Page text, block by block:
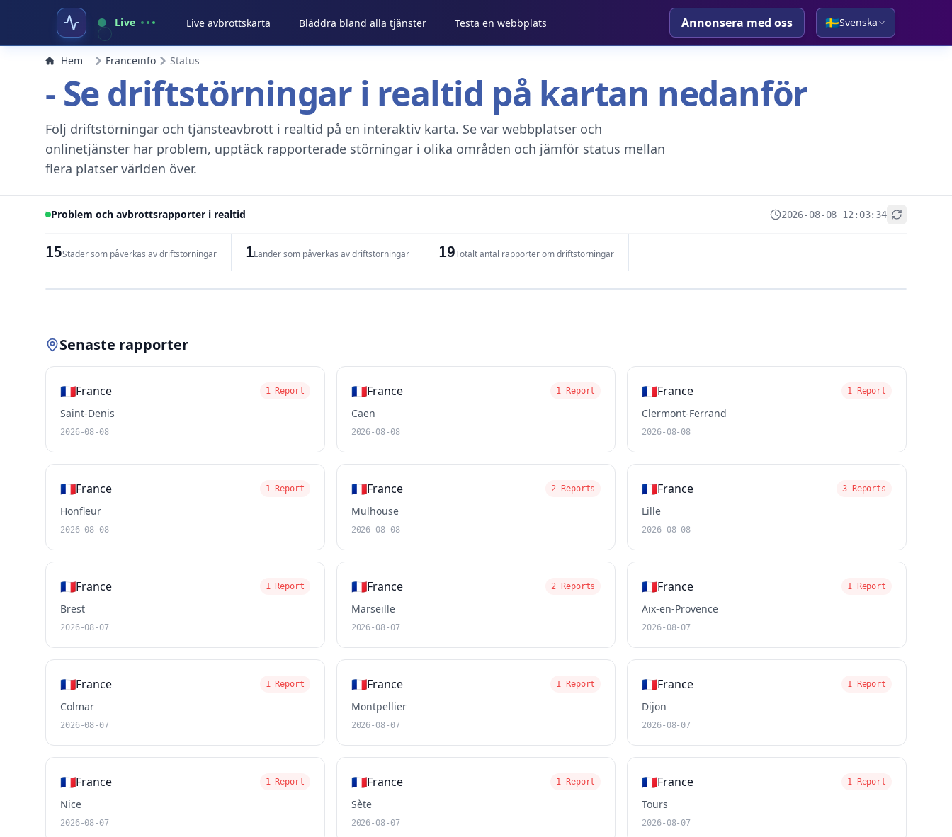
Live Live avbrottskarta Bläddra bland alla tjänster Testa en webbplats Annonsera med oss 🇸🇪Svenska
Hem Franceinfo Status
- Se driftstörningar i realtid på kartan nedanför
Följ driftstörningar och tjänsteavbrott i realtid på en interaktiv karta. Se var webbplatser och
onlinetjänster har problem, upptäck rapporterade störningar i olika områden och jämför status mellan
flera platser världen över.
Problem och avbrottsrapporter i realtid 2026-08-08 12:03:34
15Städer som påverkas av driftstörningar 1Länder som påverkas av driftstörningar 19Totalt antal rapporter om driftstörningar
Senaste rapporter
🇫🇷France 1 Report
Saint-Denis
2026-08-08
🇫🇷France 1 Report
Caen
2026-08-08
🇫🇷France 1 Report
Clermont-Ferrand
2026-08-08
🇫🇷France 1 Report
Honfleur
2026-08-08
🇫🇷France 2 Reports
Mulhouse
2026-08-08
🇫🇷France 3 Reports
Lille
2026-08-08
🇫🇷France 1 Report
Brest
2026-08-07
🇫🇷France 2 Reports
Marseille
2026-08-07
🇫🇷France 1 Report
Aix-en-Provence
2026-08-07
🇫🇷France 1 Report
Colmar
2026-08-07
🇫🇷France 1 Report
Montpellier
2026-08-07
🇫🇷France 1 Report
Dijon
2026-08-07
🇫🇷France 1 Report
Nice
2026-08-07
🇫🇷France 1 Report
Sète
2026-08-07
🇫🇷France 1 Report
Tours
2026-08-07